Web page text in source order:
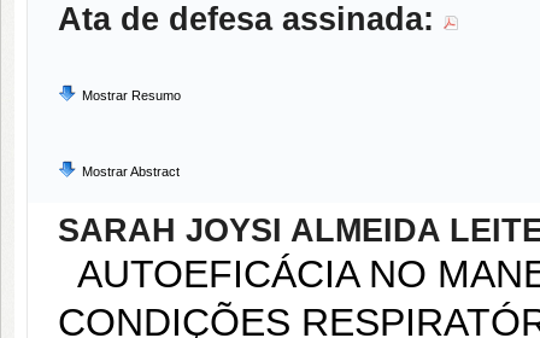
Ata de defesa assinada:
Mostrar Resumo
Mostrar Abstract
SARAH JOYSI ALMEIDA
AUTOEFICÁCIA NO
CONDIÇÕES